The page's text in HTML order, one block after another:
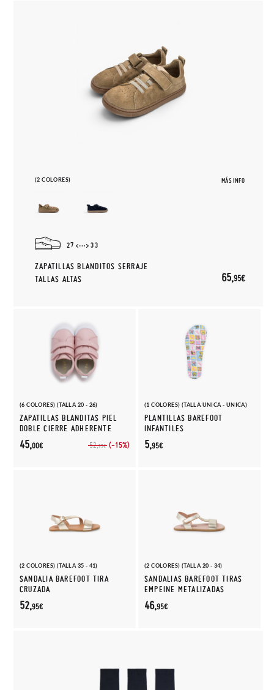
(2 COLORES) MÁS INFO
27 33
ZAPATILLAS BLANDITOS SERRAJE
TALLAS ALTAS
65,95€
(6 COLORES) (TALLA 20 - 26)
ZAPATILLAS BLANDITAS PIEL
DOBLE CIERRE ADHERENTE
52,95€ (-15%)
45,00€
(1 COLORES) (TALLA UNICA - UNICA)
PLANTILLAS BAREFOOT
INFANTILES
5,95€
(2 COLORES) (TALLA 35 - 41)
SANDALIA BAREFOOT TIRA
CRUZADA
52,95€
(2 COLORES) (TALLA 20 - 34)
SANDALIAS BAREFOOT TIRAS
EMPEINE METALIZADAS
46,95€